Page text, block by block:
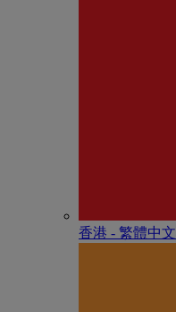
香港 - 繁體中文